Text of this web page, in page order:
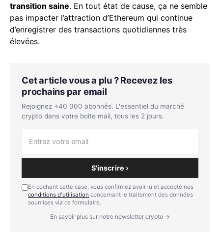
transition saine. En tout état de cause, ça ne semble
pas impacter l’attraction d’Ethereum qui continue
d’enregistrer des transactions quotidiennes très
élevées.
Cet article vous a plu ? Recevez les
prochains par email
Rejoignez +40 000 abonnés. L'essentiel du marché
crypto dans votre boîte mail, tous les 2 jours.
S'inscrire ›
En cochant cette case, vous confirmez avoir lu et accepté nos
conditions d'utilisation concernant le traitement des données
soumises via ce formulaire.
En savoir plus sur notre newsletter crypto →